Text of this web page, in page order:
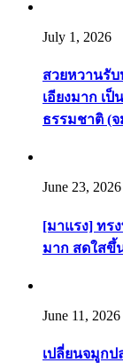
July 1, 2026
สวยหวานรั
เอียงมาก เ
ธรรมชาติ (
June 23, 2026
[มาแรง] ทร
มาก สดใสขึ้
June 11, 2026
เปลี่ยนจมูกป